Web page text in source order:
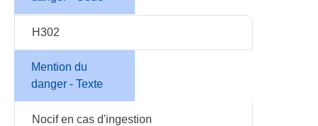
H302
Mention du
danger - Texte
Nocif en cas d'ingestion